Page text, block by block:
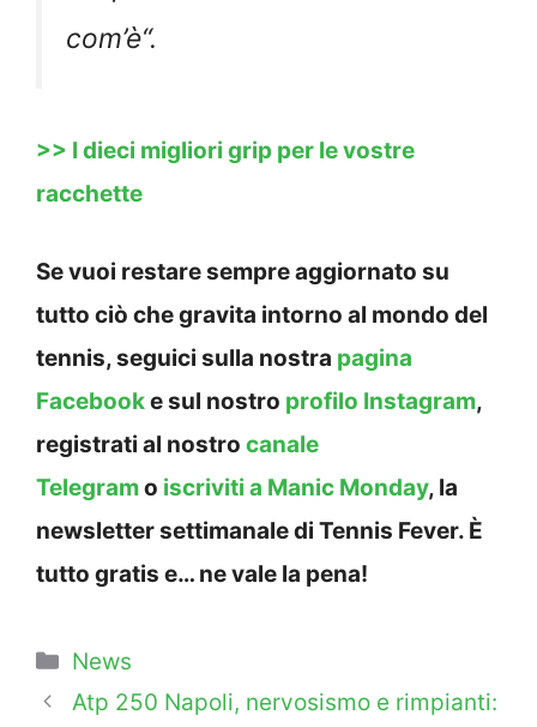
com’è“.
>> I dieci migliori grip per le vostre
racchette
Se vuoi restare sempre aggiornato su
tutto ciò che gravita intorno al mondo del
tennis, seguici sulla nostra pagina
Facebooke sul nostro profilo Instagram,
registrati al nostro canale
Telegramo iscriviti a Manic Monday, la
newsletter settimanale di Tennis Fever. È
tutto gratis e… ne vale la pena!
Categorie
News
Atp 250 Napoli, nervosismo e rimpianti: